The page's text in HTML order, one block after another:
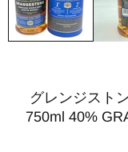
グレンジスト
750ml 40%